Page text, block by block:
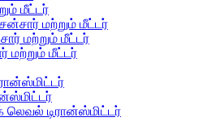
மீட்டர்
மற்றும் மீட்டர்
மற்றும் மீட்டர்
மற்றும் மீட்டர்
டிரான்ஸ்மிட்டர்